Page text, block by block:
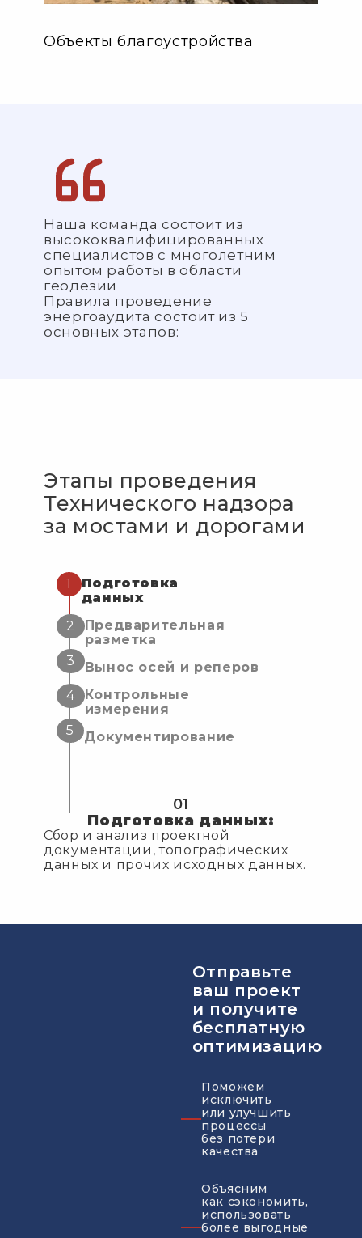
Объекты благоустройства
Наша команда состоит из
высококвалифицированных
специалистов с многолетним
опытом работы в области
геодезии
Правила проведение
энергоаудита состоит из 5
основных этапов:
Этапы проведения
Технического надзора
за мостами и дорогами
1
Подготовка
данных
2
Предварительная
разметка
3
Вынос осей и реперов
4
Контрольные
измерения
5
Документирование
01
Подготовка данных:
Сбор и анализ проектной
документации, топографических
данных и прочих исходных данных.
Отправьте
ваш проект
и получите
бесплатную
оптимизацию
Поможем
исключить
или улучшить
процессы
без потери
качества
Объясним
как сэкономить,
использовать
более выгодные